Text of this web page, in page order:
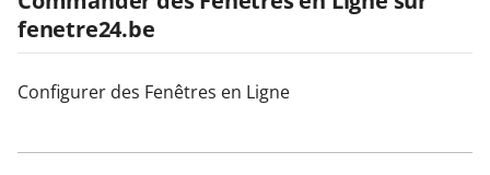
fenetre24.be
Configurer des Fenêtres en Ligne